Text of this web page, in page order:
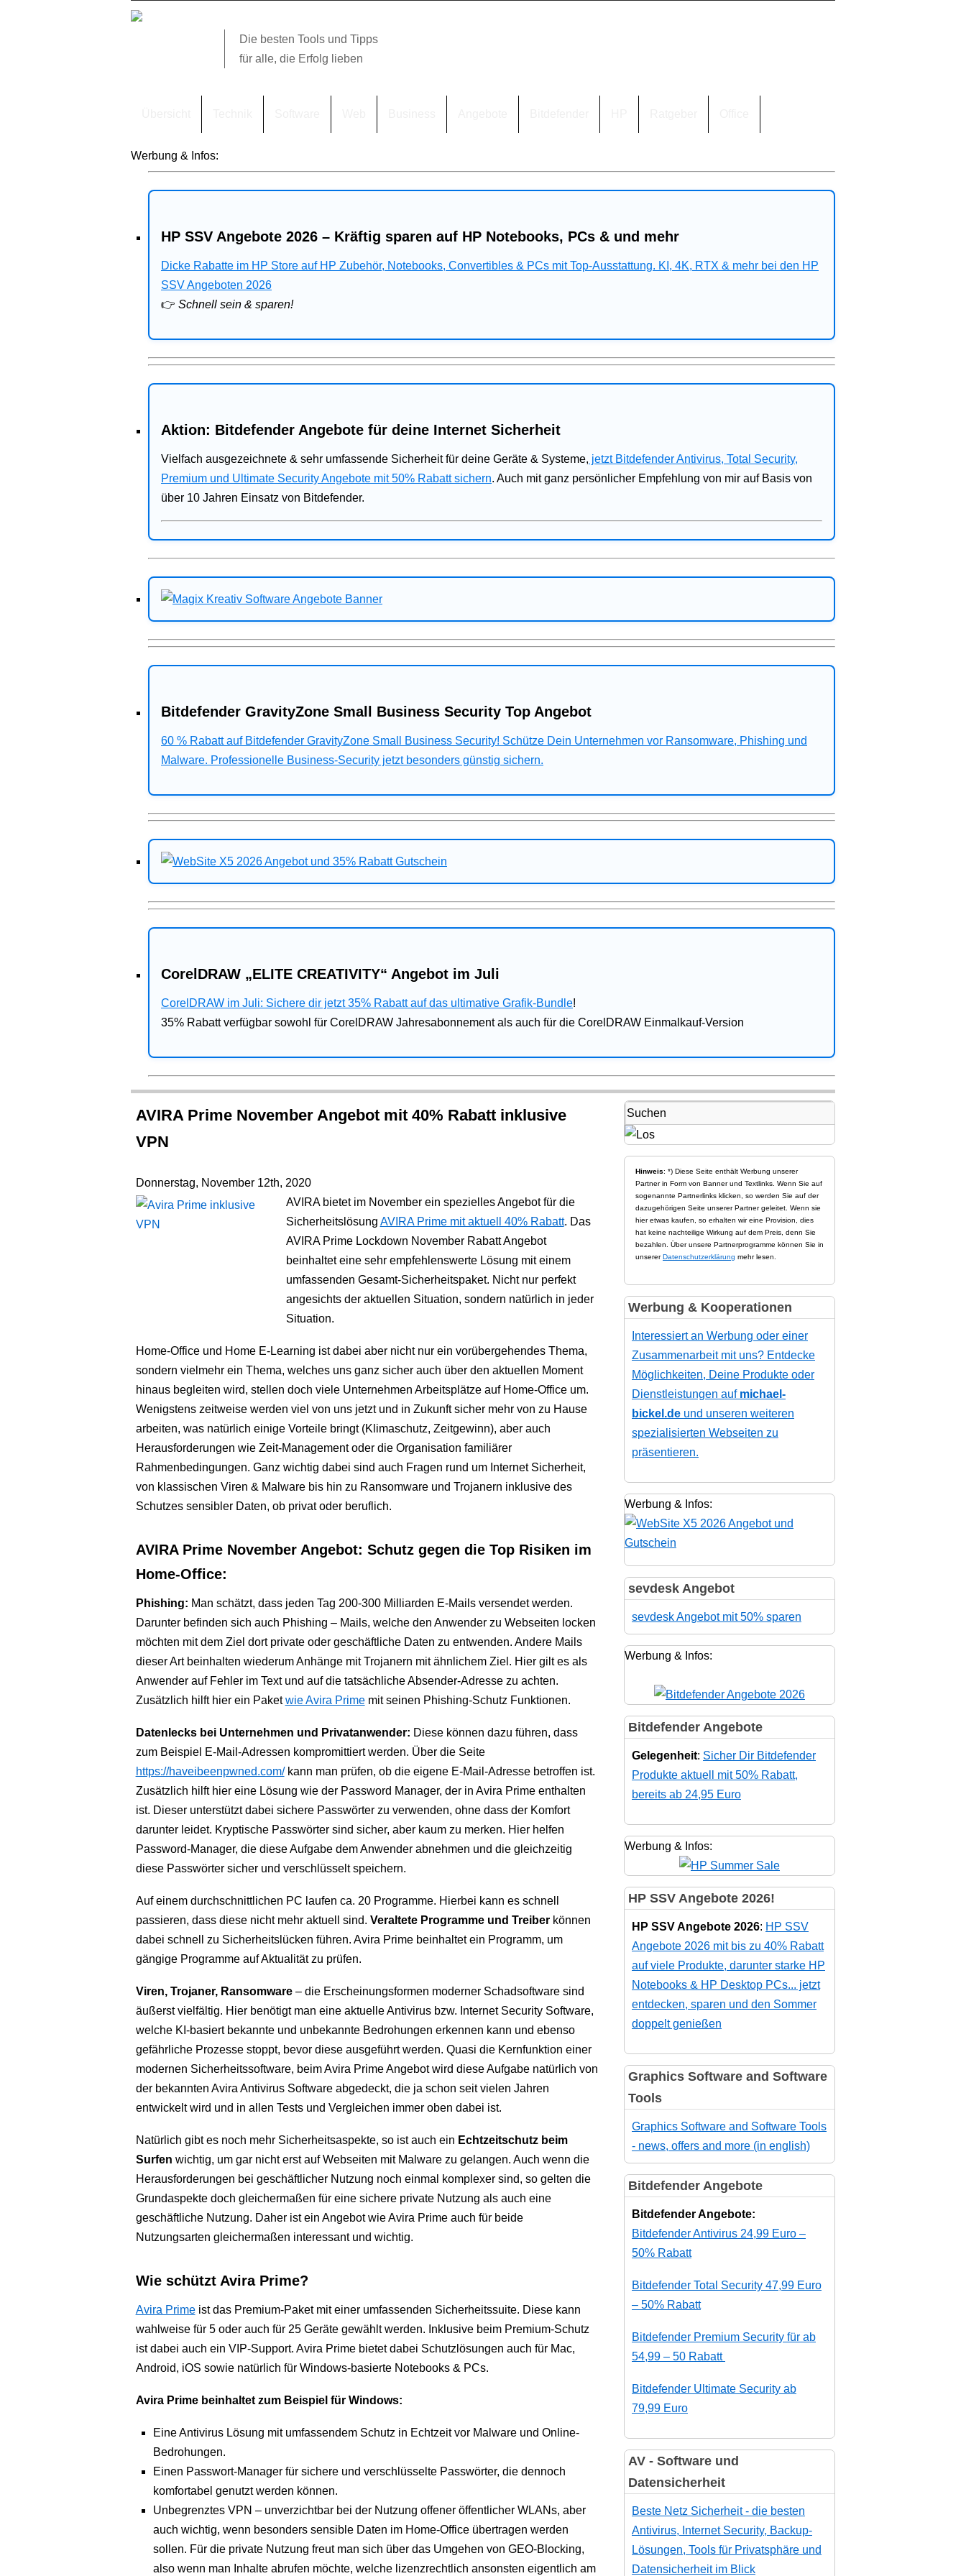
Die besten Tools und Tipps
für alle, die Erfolg lieben
Werbung & Infos:
HP SSV Angebote 2026 – Kräftig sparen auf HP Notebooks, PCs & und mehr
Dicke Rabatte im HP Store auf HP Zubehör, Notebooks, Convertibles & PCs mit Top-Ausstattung. KI, 4K, RTX & mehr bei den HP
SSV Angeboten 2026
👉 Schnell sein & sparen!
Aktion: Bitdefender Angebote für deine Internet Sicherheit
Vielfach ausgezeichnete & sehr umfassende Sicherheit für deine Geräte & Systeme, jetzt Bitdefender Antivirus, Total Security,
Premium und Ultimate Security Angebote mit 50% Rabatt sichern. Auch mit ganz persönlicher Empfehlung von mir auf Basis von
über 10 Jahren Einsatz von Bitdefender.
Bitdefender GravityZone Small Business Security Top Angebot
60 % Rabatt auf Bitdefender GravityZone Small Business Security! Schütze Dein Unternehmen vor Ransomware, Phishing und
Malware. Professionelle Business-Security jetzt besonders günstig sichern.
CorelDRAW „ELITE CREATIVITY“ Angebot im Juli
CorelDRAW im Juli: Sichere dir jetzt 35% Rabatt auf das ultimative Grafik-Bundle!
35% Rabatt verfügbar sowohl für CorelDRAW Jahresabonnement als auch für die CorelDRAW Einmalkauf-Version
AVIRA Prime November Angebot mit 40% Rabatt inklusive
VPN
Donnerstag, November 12th, 2020
AVIRA bietet im November ein spezielles Angebot für die
Sicherheitslösung AVIRA Prime mit aktuell 40% Rabatt. Das
AVIRA Prime Lockdown November Rabatt Angebot
beinhaltet eine sehr empfehlenswerte Lösung mit einem
umfassenden Gesamt-Sicherheitspaket. Nicht nur perfekt
angesichts der aktuellen Situation, sondern natürlich in jeder
Situation.
Home-Office und Home E-Learning ist dabei aber nicht nur ein vorübergehendes Thema,
sondern vielmehr ein Thema, welches uns ganz sicher auch über den aktuellen Moment
hinaus begleiten wird, stellen doch viele Unternehmen Arbeitsplätze auf Home-Office um.
Wenigstens zeitweise werden viel von uns jetzt und in Zukunft sicher mehr von zu Hause
arbeiten, was natürlich einige Vorteile bringt (Klimaschutz, Zeitgewinn), aber auch
Herausforderungen wie Zeit-Management oder die Organisation familiärer
Rahmenbedingungen. Ganz wichtig dabei sind auch Fragen rund um Internet Sicherheit,
von klassischen Viren & Malware bis hin zu Ransomware und Trojanern inklusive des
Schutzes sensibler Daten, ob privat oder beruflich.
AVIRA Prime November Angebot: Schutz gegen die Top Risiken im
Home-Office:
Phishing: Man schätzt, dass jeden Tag 200-300 Milliarden E-Mails versendet werden.
Darunter befinden sich auch Phishing – Mails, welche den Anwender zu Webseiten locken
möchten mit dem Ziel dort private oder geschäftliche Daten zu entwenden. Andere Mails
dieser Art beinhalten wiederum Anhänge mit Trojanern mit ähnlichem Ziel. Hier gilt es als
Anwender auf Fehler im Text und auf die tatsächliche Absender-Adresse zu achten.
Zusätzlich hilft hier ein Paketwie Avira Primemit seinen Phishing-Schutz Funktionen.
Datenlecks bei Unternehmen und Privatanwender: Diese können dazu führen, dass
zum Beispiel E-Mail-Adressen kompromittiert werden. Über die Seite
https://haveibeenpwned.com/kann man prüfen, ob die eigene E-Mail-Adresse betroffen ist.
Zusätzlich hilft hier eine Lösung wie der Password Manager, der in Avira Prime enthalten
ist. Dieser unterstützt dabei sichere Passwörter zu verwenden, ohne dass der Komfort
darunter leidet. Kryptische Passwörter sind sicher, aber kaum zu merken. Hier helfen
Password-Manager, die diese Aufgabe dem Anwender abnehmen und die gleichzeitig
diese Passwörter sicher und verschlüsselt speichern.
Auf einem durchschnittlichen PC laufen ca. 20 Programme. Hierbei kann es schnell
passieren, dass diese nicht mehr aktuell sind. Veraltete Programme und Treiberkönnen
dabei schnell zu Sicherheitslücken führen. Avira Prime beinhaltet ein Programm, um
gängige Programme auf Aktualität zu prüfen.
Viren, Trojaner, Ransomware– die Erscheinungsformen moderner Schadsoftware sind
äußerst vielfältig. Hier benötigt man eine aktuelle Antivirus bzw. Internet Security Software,
welche KI-basiert bekannte und unbekannte Bedrohungen erkennen kann und ebenso
gefährliche Prozesse stoppt, bevor diese ausgeführt werden. Quasi die Kernfunktion einer
modernen Sicherheitssoftware, beim Avira Prime Angebot wird diese Aufgabe natürlich von
der bekannten Avira Antivirus Software abgedeckt, die ja schon seit vielen Jahren
entwickelt wird und in allen Tests und Vergleichen immer oben dabei ist.
Natürlich gibt es noch mehr Sicherheitsaspekte, so ist auch ein Echtzeitschutz beim
Surfen wichtig, um gar nicht erst auf Webseiten mit Malware zu gelangen. Auch wenn die
Herausforderungen bei geschäftlicher Nutzung noch einmal komplexer sind, so gelten die
Grundaspekte doch gleichermaßen für eine sichere private Nutzung als auch eine
geschäftliche Nutzung. Daher ist ein Angebot wie Avira Prime auch für beide
Nutzungsarten gleichermaßen interessant und wichtig.
Wie schützt Avira Prime?
Avira Primeist das Premium-Paket mit einer umfassenden Sicherheitssuite. Diese kann
wahlweise für 5 oder auch für 25 Geräte gewählt werden. Inklusive beim Premium-Schutz
ist dabei auch ein VIP-Support. Avira Prime bietet dabei Schutzlösungen auch für Mac,
Android, iOS sowie natürlich für Windows-basierte Notebooks & PCs.
Avira Prime beinhaltet zum Beispiel für Windows:
Eine Antivirus Lösung mit umfassendem Schutz in Echtzeit vor Malware und Online-
Bedrohungen.
Einen Passwort-Manager für sichere und verschlüsselte Passwörter, die dennoch
komfortabel genutzt werden können.
Unbegrenztes VPN – unverzichtbar bei der Nutzung offener öffentlicher WLANs, aber
auch wichtig, wenn besonders sensible Daten im Home-Office übertragen werden
sollen. Für die private Nutzung freut man sich über das Umgehen von GEO-Blocking,
also wenn man Inhalte abrufen möchte, welche lizenzrechtlich ansonsten eigentlich am
Hinweis: *) Diese Seite enthält Werbung unserer
Partner in Form von Banner und Textlinks. Wenn Sie auf
sogenannte Partnerlinks klicken, so werden Sie auf der
dazugehörigen Seite unserer Partner geleitet. Wenn sie
hier etwas kaufen, so erhalten wir eine Provision, dies
hat keine nachteilige Wirkung auf dem Preis, denn Sie
bezahlen. Über unsere Partnerprogramme können Sie in
unsererDatenschutzerklärung mehr lesen.
Werbung & Kooperationen
Interessiert an Werbung oder einer
Zusammenarbeit mit uns? Entdecke
Möglichkeiten, Deine Produkte oder
Dienstleistungen auf michael-
bickel.de und unseren weiteren
spezialisierten Webseiten zu
präsentieren.
Werbung & Infos:
sevdesk Angebot
sevdesk Angebot mit 50% sparen
Werbung & Infos:
Bitdefender Angebote
Gelegenheit: Sicher Dir Bitdefender
Produkte aktuell mit 50% Rabatt,
bereits ab 24,95 Euro
Werbung & Infos:
HP SSV Angebote 2026!
HP SSV Angebote 2026: HP SSV
Angebote 2026 mit bis zu 40% Rabatt
auf viele Produkte, darunter starke HP
Notebooks & HP Desktop PCs... jetzt
entdecken, sparen und den Sommer
doppelt genießen
Graphics Software and Software
Tools
Graphics Software and Software Tools
- news, offers and more (in english)
Bitdefender Angebote
Bitdefender Angebote:
Bitdefender Antivirus 24,99 Euro –
50% Rabatt
Bitdefender Total Security 47,99 Euro
– 50% Rabatt
Bitdefender Premium Security für ab
54,99 – 50 Rabatt
Bitdefender Ultimate Security ab
79,99 Euro
AV - Software und
Datensicherheit
Beste Netz Sicherheit - die besten
Antivirus, Internet Security, Backup-
Lösungen, Tools für Privatsphäre und
Datensicherheit im Blick